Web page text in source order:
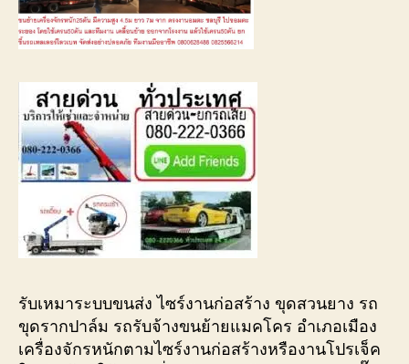
รับเหมาระบบขนส่ง ไซร์งานก่อสร้าง ขุดสวนยาง รถ
ขุดรากปาล์ม รถรับจ้างขนย้ายแมคโคร อำเภอเมือง
เครื่องจักรหนักตามไซร์งานก่อสร้างหรืองานโปรเจ็ค